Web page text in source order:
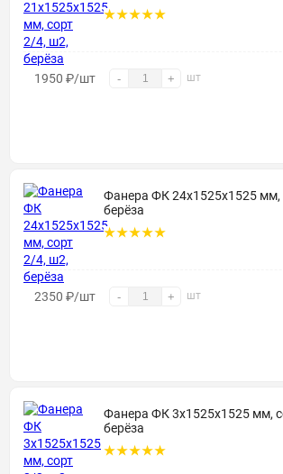
1950 ₽/шт - + шт
Фанера ФК 24х1525х1525 мм,
берёза
2350 ₽/шт - + шт
Фанера ФК 3х1525х1525 мм,
берёза